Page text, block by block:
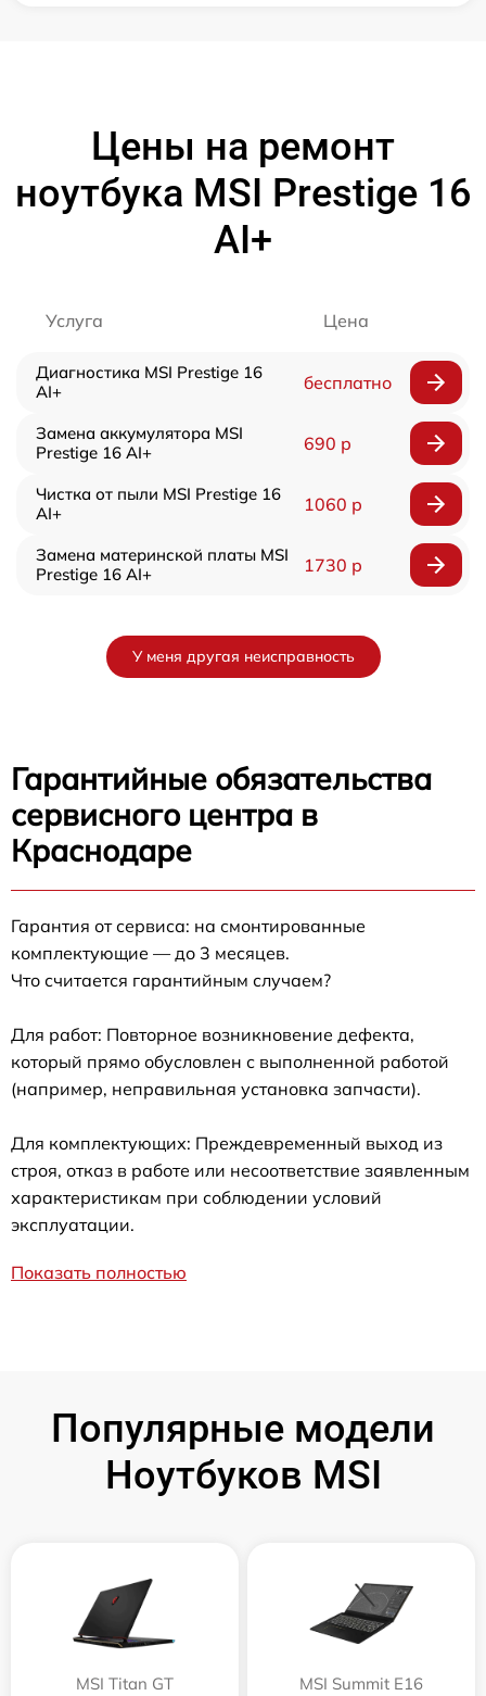
Цены на ремонт
ноутбука MSI Prestige 16
AI+
Услуга Цена
Диагностика MSI Prestige 16
AI+
бесплатно
Замена аккумулятора MSI
Prestige 16 AI+
690 р
Чистка от пыли MSI Prestige 16
AI+
1060 р
Замена материнской платы MSI
Prestige 16 AI+
1730 р
У меня другая неисправность
Гарантийные обязательства
сервисного центра в
Краснодаре
Гарантия от сервиса: на смонтированные
комплектующие — до 3 месяцев.
Что считается гарантийным случаем?
Для работ: Повторное возникновение дефекта,
который прямо обусловлен с выполненной работой
(например, неправильная установка запчасти).
Для комплектующих: Преждевременный выход из
строя, отказ в работе или несоответствие заявленным
характеристикам при соблюдении условий
эксплуатации.
Показать полностью
Популярные модели
Ноутбуков MSI
MSI Titan GT MSI Summit E16